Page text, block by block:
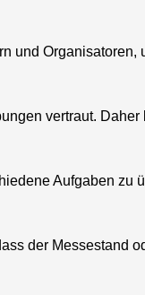
und
vertraut.
Aufgaben zu
der Messestand